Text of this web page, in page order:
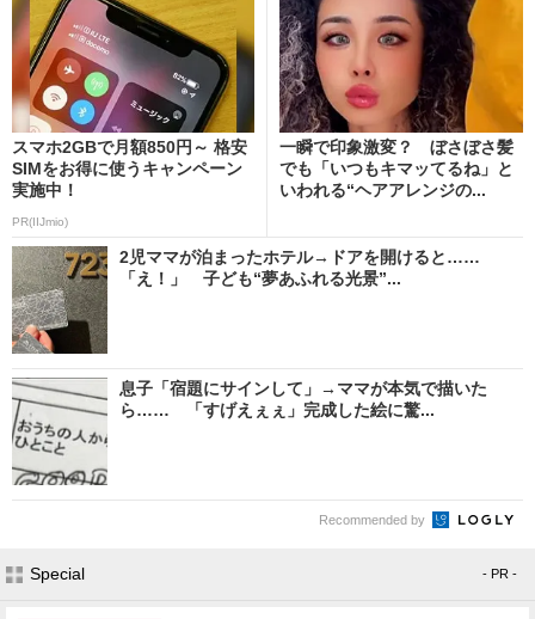
スマホ2GBで月額850円～ 格安
SIMをお得に使うキャンペーン
実施中！
PR(IIJmio)
一瞬で印象激変？ ぼさぼさ髪
でも「いつもキマッてるね」と
いわれる“ヘアアレンジの...
2児ママが泊まったホテル→ドアを開けると……
「え！」 子ども“夢あふれる光景”...
息子「宿題にサインして」→ママが本気で描いた
ら…… 「すげえぇぇ」完成した絵に驚...
Recommended by
Special - PR -